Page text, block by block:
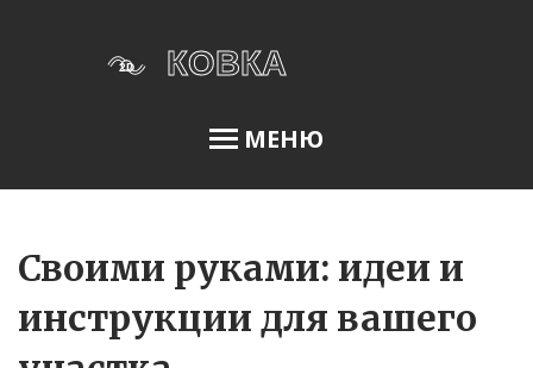
МЕНЮ
Меню
Своими руками: идеи и
инструкции для вашего